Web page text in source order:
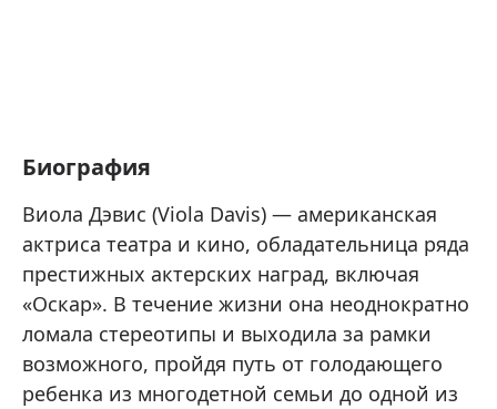
Биография
Виола Дэвис (Viola Davis) — американская
актриса театра и кино, обладательница ряда
престижных актерских наград, включая
«Оскар». В течение жизни она неоднократно
ломала стереотипы и выходила за рамки
возможного, пройдя путь от голодающего
ребенка из многодетной семьи до одной из